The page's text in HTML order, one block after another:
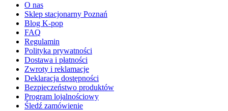
O nas
Sklep stacjonarny Poznań
Blog K-pop
FAQ
Regulamin
Polityka prywatności
Dostawa i płatności
Zwroty i reklamacje
Deklaracja dostępności
Bezpieczeństwo produktów
Program lojalnościowy
Śledź zamówienie